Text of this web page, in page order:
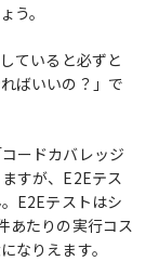
う。
ていると必ずと
ばいいの？」で
ードカバレッジ
すが、E2Eテス
E2Eテストはシ
あたりの実行コス
なりえます。